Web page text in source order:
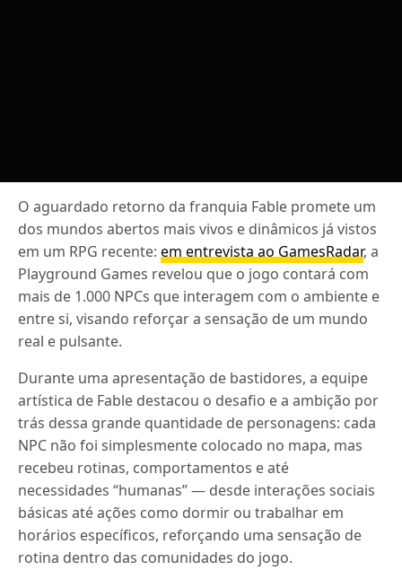
O aguardado retorno da franquia Fable promete um
dos mundos abertos mais vivos e dinâmicos já vistos
em um RPG recente:em entrevista ao GamesRadar, a
Playground Games revelou que o jogo contará com
mais de 1.000 NPCs que interagem com o ambiente e
entre si, visando reforçar a sensação de um mundo
real e pulsante.
Durante uma apresentação de bastidores, a equipe
artística de Fable destacou o desafio e a ambição por
trás dessa grande quantidade de personagens: cada
NPC não foi simplesmente colocado no mapa, mas
recebeu rotinas, comportamentos e até
necessidades “humanas” — desde interações sociais
básicas até ações como dormir ou trabalhar em
horários específicos, reforçando uma sensação de
rotina dentro das comunidades do jogo.